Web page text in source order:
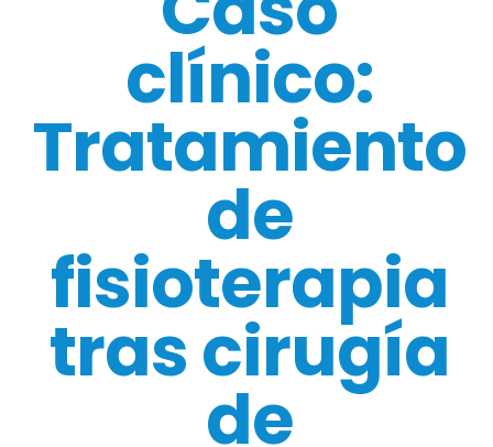
clínico:
Tratamiento
de
fisioterapia
tras cirugía
de